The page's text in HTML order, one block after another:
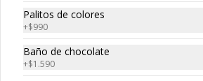
Conócenos
Palitos de colores
+$990
Baño de chocolate
+$1.590